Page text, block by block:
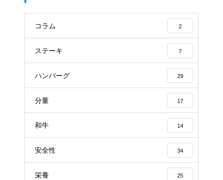
コラム 2
ステーキ 7
ハンバーグ 29
分量 17
和牛 14
安全性 34
栄養 25